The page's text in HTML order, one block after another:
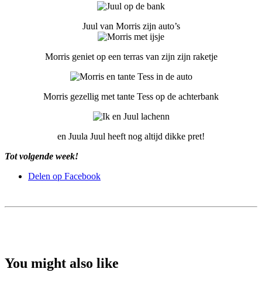
Juul van Morris zijn auto’s
Morris geniet op een terras van zijn zijn raketje
Morris gezellig met tante Tess op de achterbank
en Juula Juul heeft nog altijd dikke pret!
Tot volgende week!
Delen op Facebook
You might also like